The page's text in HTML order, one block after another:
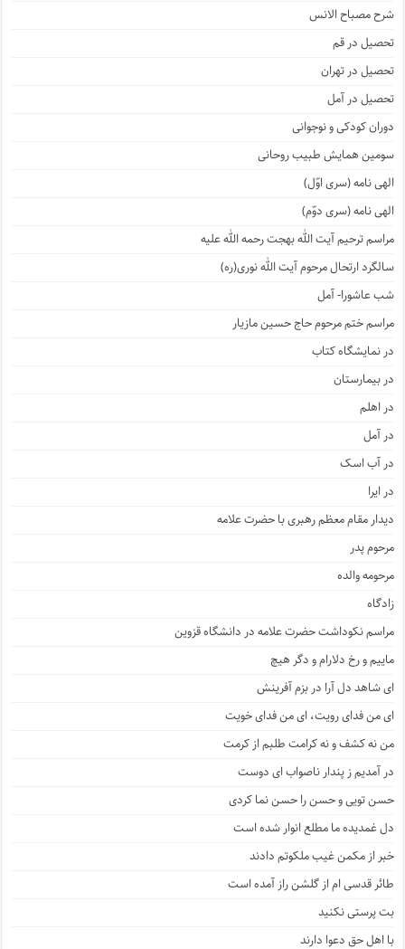
شرح مصباح الانس
تحصیل در قم
تحصیل در تهران
تحصیل در آمل
دوران کودکی و نوجوانی
سومین همایش طبیب روحانی
الهی نامه (سری اوّل)
الهی نامه (سری دوّم)
مراسم ترحیم آیت الله بهجت رحمه الله علیه
سالگرد ارتحال مرحوم آیت الله نوری(ره)
شب عاشورا- آمل
مراسم ختم مرحوم حاج حسین مازیار
در نمایشگاه کتاب
در بیمارستان
در اهلم
در آمل
در آب اسک
در ایرا
دیدار مقام معظم رهبری با حضرت علامه
مرحوم پدر
مرحومه والده
زادگاه
مراسم نکوداشت حضرت علامه در دانشگاه قزوین
ماییم و رخ دلارام و دگر هیچ
ای شاهد دل آرا در بزم آفرینش
ای من فدای رویت، ای من فدای خویت
من نه کشف و نه کرامت طلبم از کرمت
در آمدیم ز پندار ناصواب ای دوست
حسن تویی و حسن را حسن نما کردی
دل غمدیده ما مطلع انوار شده است
خبر از مکمن غیب ملکوتم دادند
طائر قدسی ام از گلشن راز آمده است
بت پرستی نکنید
با اهل حق دعوا دارند